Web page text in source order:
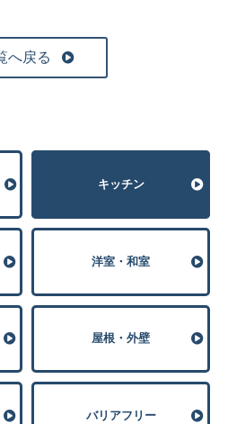
へ戻る
キッチン
洋室・和室
屋根・外壁
バリアフリー